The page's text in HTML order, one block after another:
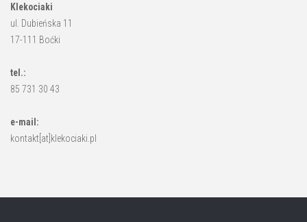
Klekociaki
ul. Dubieńska 11
17-111 Boćki
tel.:
85 731 30 43
e-mail:
kontakt[at]klekociaki.pl